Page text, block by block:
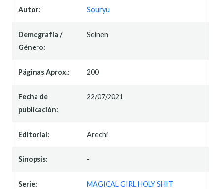
Autor: Souryu
Demografía /
Género:
Seinen
Páginas Aprox.: 200
Fecha de
publicación:
22/07/2021
Editorial: Arechi
Sinopsis: -
Serie:
MAGICAL GIRL HOLY SHIT